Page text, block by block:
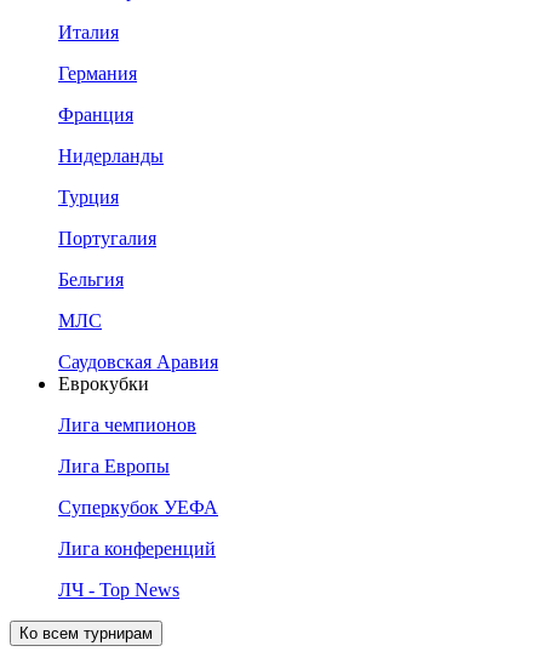
Италия
Германия
Франция
Нидерланды
Турция
Португалия
Бельгия
МЛС
Саудовская Аравия
Еврокубки
Лига чемпионов
Лига Европы
Суперкубок УЕФА
Лига конференций
ЛЧ - Top News
Ко всем турнирам